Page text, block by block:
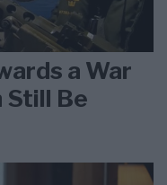
a War
Still Be